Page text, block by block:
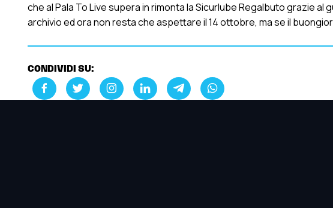
che al Pala To Live supera in rimonta la Sicurlube Regalbuto grazie al
archivio ed ora non resta che aspettare il 14 ottobre, ma se il
CONDIVIDI SU: